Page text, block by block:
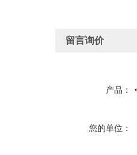
留言询价
产品：
您的单位：